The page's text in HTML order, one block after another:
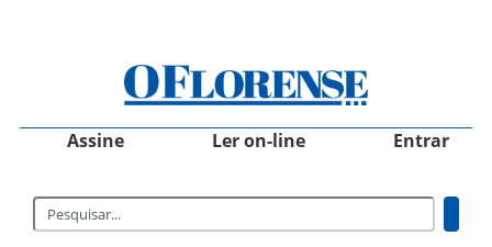
Assine Ler on-line Entrar